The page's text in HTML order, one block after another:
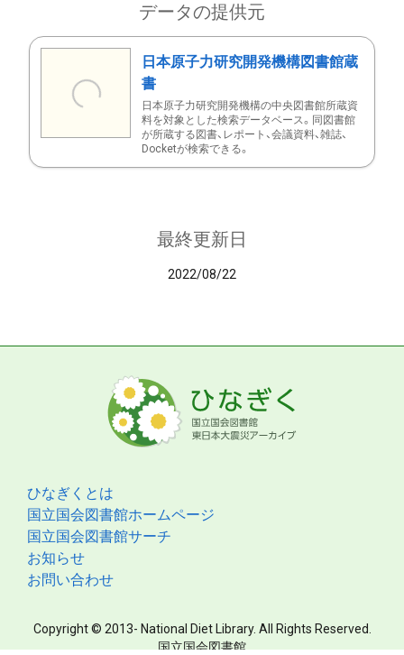
データの提供元
日本原子力研究開発機構図書館蔵
書
日本原子力研究開発機構の中央図書館所蔵資
料を対象とした検索データベース。同図書館
が所蔵する図書、レポート、会議資料、雑誌、
Docketが検索できる。
最終更新日
2022/08/22
ひなぎくとは
国立国会図書館ホームページ
国立国会図書館サーチ
お知らせ
お問い合わせ
Copyright © 2013- National Diet Library. All Rights Reserved.